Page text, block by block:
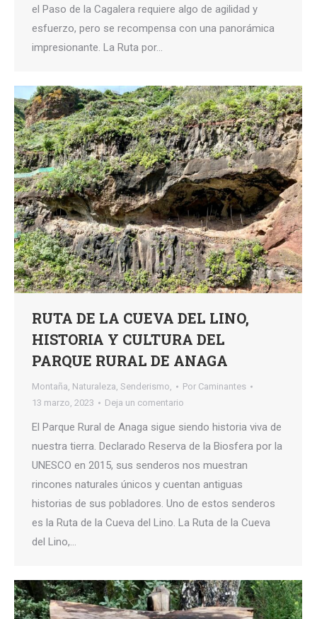
el Paso de la Cagalera requiere algo de agilidad y
esfuerzo, pero se recompensa con una panorámica
impresionante. La Ruta por…
RUTA DE LA CUEVA DEL LINO,
HISTORIA Y CULTURA DEL
PARQUE RURAL DE ANAGA
Montaña, Naturaleza, Senderismo, Por Caminantes
13 marzo, 2023
Deja un comentario
El Parque Rural de Anaga sigue siendo historia viva de
nuestra tierra. Declarado Reserva de la Biosfera por la
UNESCO en 2015, sus senderos nos muestran
rincones naturales únicos y cuentan antiguas
historias de sus pobladores. Uno de estos senderos
es la Ruta de la Cueva del Lino. La Ruta de la Cueva
del Lino,…